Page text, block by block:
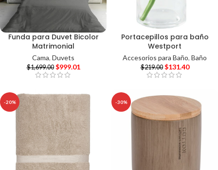
Funda para Duvet Bicolor
Matrimonial
Cama, Duvets
$1,699.00 $999.01
Portacepillos para baño
Westport
Accesorios para Baño, Baño
$219.00 $131.40
-20% -30%